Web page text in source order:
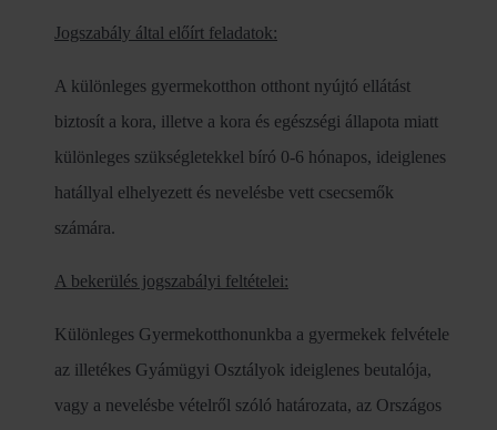
Jogszabály által előírt feladatok:
A különleges gyermekotthon otthont nyújtó ellátást
biztosít a kora, illetve a kora és egészségi állapota miatt
különleges szükségletekkel bíró 0-6 hónapos, ideiglenes
hatállyal elhelyezett és nevelésbe vett csecsemők
számára.
A bekerülés jogszabályi feltételei:
Különleges Gyermekotthonunkba a gyermekek felvétele
az illetékes Gyámügyi Osztályok ideiglenes beutalója,
vagy a nevelésbe vételről szóló határozata, az Országos